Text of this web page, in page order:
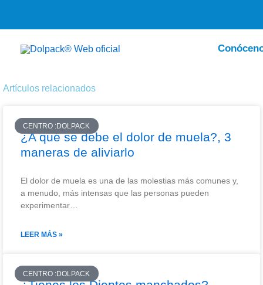
Artículos relacionados
CENTRO :DOLPACK
¿A qué se debe el dolor de muela?, 3
maneras de aliviarlo
El dolor de muela es una de las molestias más comunes y,
a menudo, más intensas que las personas pueden
experimentar…
LEER MÁS »
CENTRO :DOLPACK